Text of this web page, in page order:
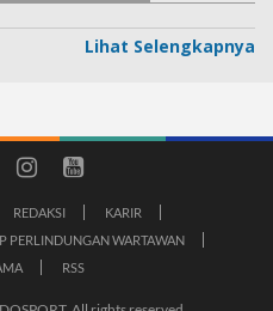
Lihat Selengkapnya
REDAKSI
KARIR
PERLINDUNGAN WARTAWAN
RSS